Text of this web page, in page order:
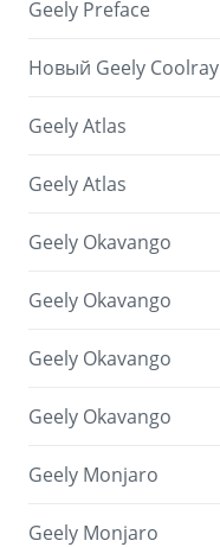
Geely Preface
Новый Geely Coolray
Geely Atlas
Geely Atlas
Geely Okavango
Geely Okavango
Geely Okavango
Geely Okavango
Geely Monjaro
Geely Monjaro